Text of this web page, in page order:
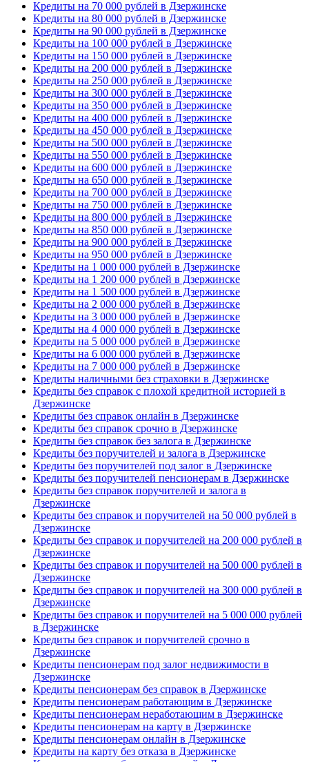
Кредиты на 70 000 рублей в Дзержинске
Кредиты на 80 000 рублей в Дзержинске
Кредиты на 90 000 рублей в Дзержинске
Кредиты на 100 000 рублей в Дзержинске
Кредиты на 150 000 рублей в Дзержинске
Кредиты на 200 000 рублей в Дзержинске
Кредиты на 250 000 рублей в Дзержинске
Кредиты на 300 000 рублей в Дзержинске
Кредиты на 350 000 рублей в Дзержинске
Кредиты на 400 000 рублей в Дзержинске
Кредиты на 450 000 рублей в Дзержинске
Кредиты на 500 000 рублей в Дзержинске
Кредиты на 550 000 рублей в Дзержинске
Кредиты на 600 000 рублей в Дзержинске
Кредиты на 650 000 рублей в Дзержинске
Кредиты на 700 000 рублей в Дзержинске
Кредиты на 750 000 рублей в Дзержинске
Кредиты на 800 000 рублей в Дзержинске
Кредиты на 850 000 рублей в Дзержинске
Кредиты на 900 000 рублей в Дзержинске
Кредиты на 950 000 рублей в Дзержинске
Кредиты на 1 000 000 рублей в Дзержинске
Кредиты на 1 200 000 рублей в Дзержинске
Кредиты на 1 500 000 рублей в Дзержинске
Кредиты на 2 000 000 рублей в Дзержинске
Кредиты на 3 000 000 рублей в Дзержинске
Кредиты на 4 000 000 рублей в Дзержинске
Кредиты на 5 000 000 рублей в Дзержинске
Кредиты на 6 000 000 рублей в Дзержинске
Кредиты на 7 000 000 рублей в Дзержинске
Кредиты наличными без страховки в Дзержинске
Кредиты без справок с плохой кредитной историей в
Дзержинске
Кредиты без справок онлайн в Дзержинске
Кредиты без справок срочно в Дзержинске
Кредиты без справок без залога в Дзержинске
Кредиты без поручителей и залога в Дзержинске
Кредиты без поручителей под залог в Дзержинске
Кредиты без поручителей пенсионерам в Дзержинске
Кредиты без справок поручителей и залога в
Дзержинске
Кредиты без справок и поручителей на 50 000 рублей в
Дзержинске
Кредиты без справок и поручителей на 200 000 рублей в
Дзержинске
Кредиты без справок и поручителей на 500 000 рублей в
Дзержинске
Кредиты без справок и поручителей на 300 000 рублей в
Дзержинске
Кредиты без справок и поручителей на 5 000 000 рублей
в Дзержинске
Кредиты без справок и поручителей срочно в
Дзержинске
Кредиты пенсионерам под залог недвижимости в
Дзержинске
Кредиты пенсионерам без справок в Дзержинске
Кредиты пенсионерам работающим в Дзержинске
Кредиты пенсионерам неработающим в Дзержинске
Кредиты пенсионерам на карту в Дзержинске
Кредиты пенсионерам онлайн в Дзержинске
Кредиты на карту без отказа в Дзержинске